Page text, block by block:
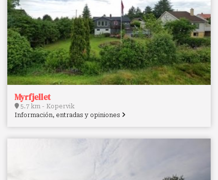
Myrfjellet
5.7 km - Kopervik
Información, entradas y opiniones